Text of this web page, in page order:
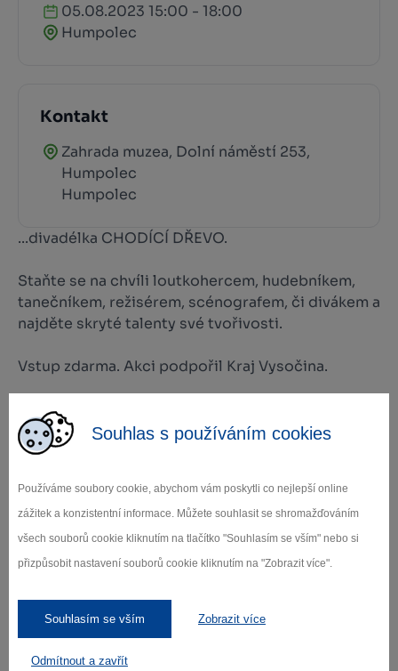
Souhlas s používáním cookies
Používáme soubory cookie, abychom vám poskytli co nejlepší online
zážitek a konzistentní informace. Můžete souhlasit se shromažďováním
všech souborů cookie kliknutím na tlačítko "Souhlasím se vším" nebo si
přizpůsobit nastavení souborů cookie kliknutím na "Zobrazit více".
Souhlasím se vším Zobrazit více
Odmítnout a zavřít
05.08.2023 15:00 - 18:00
Humpolec
Kontakt
Zahrada muzea, Dolní náměstí 253,
Humpolec
Humpolec
...divadélka CHODÍCÍ DŘEVO.
Staňte se na chvíli loutkohercem, hudebníkem,
tanečníkem, režisérem, scénografem, či divákem a
najděte skryté talenty své tvořivosti.
Vstup zdarma. Akci podpořil Kraj Vysočina.
Zamilujte si Vysočinu
Přihlaste se k odběru našeho newsletteru
o novinkách.
Záleží nám na ochraně osobních údajů.